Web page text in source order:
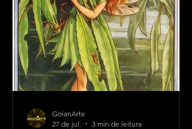
GoianArte
27 de jul.
3 min de leitura